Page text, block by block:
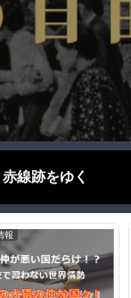
線跡をゆく
夜一夜